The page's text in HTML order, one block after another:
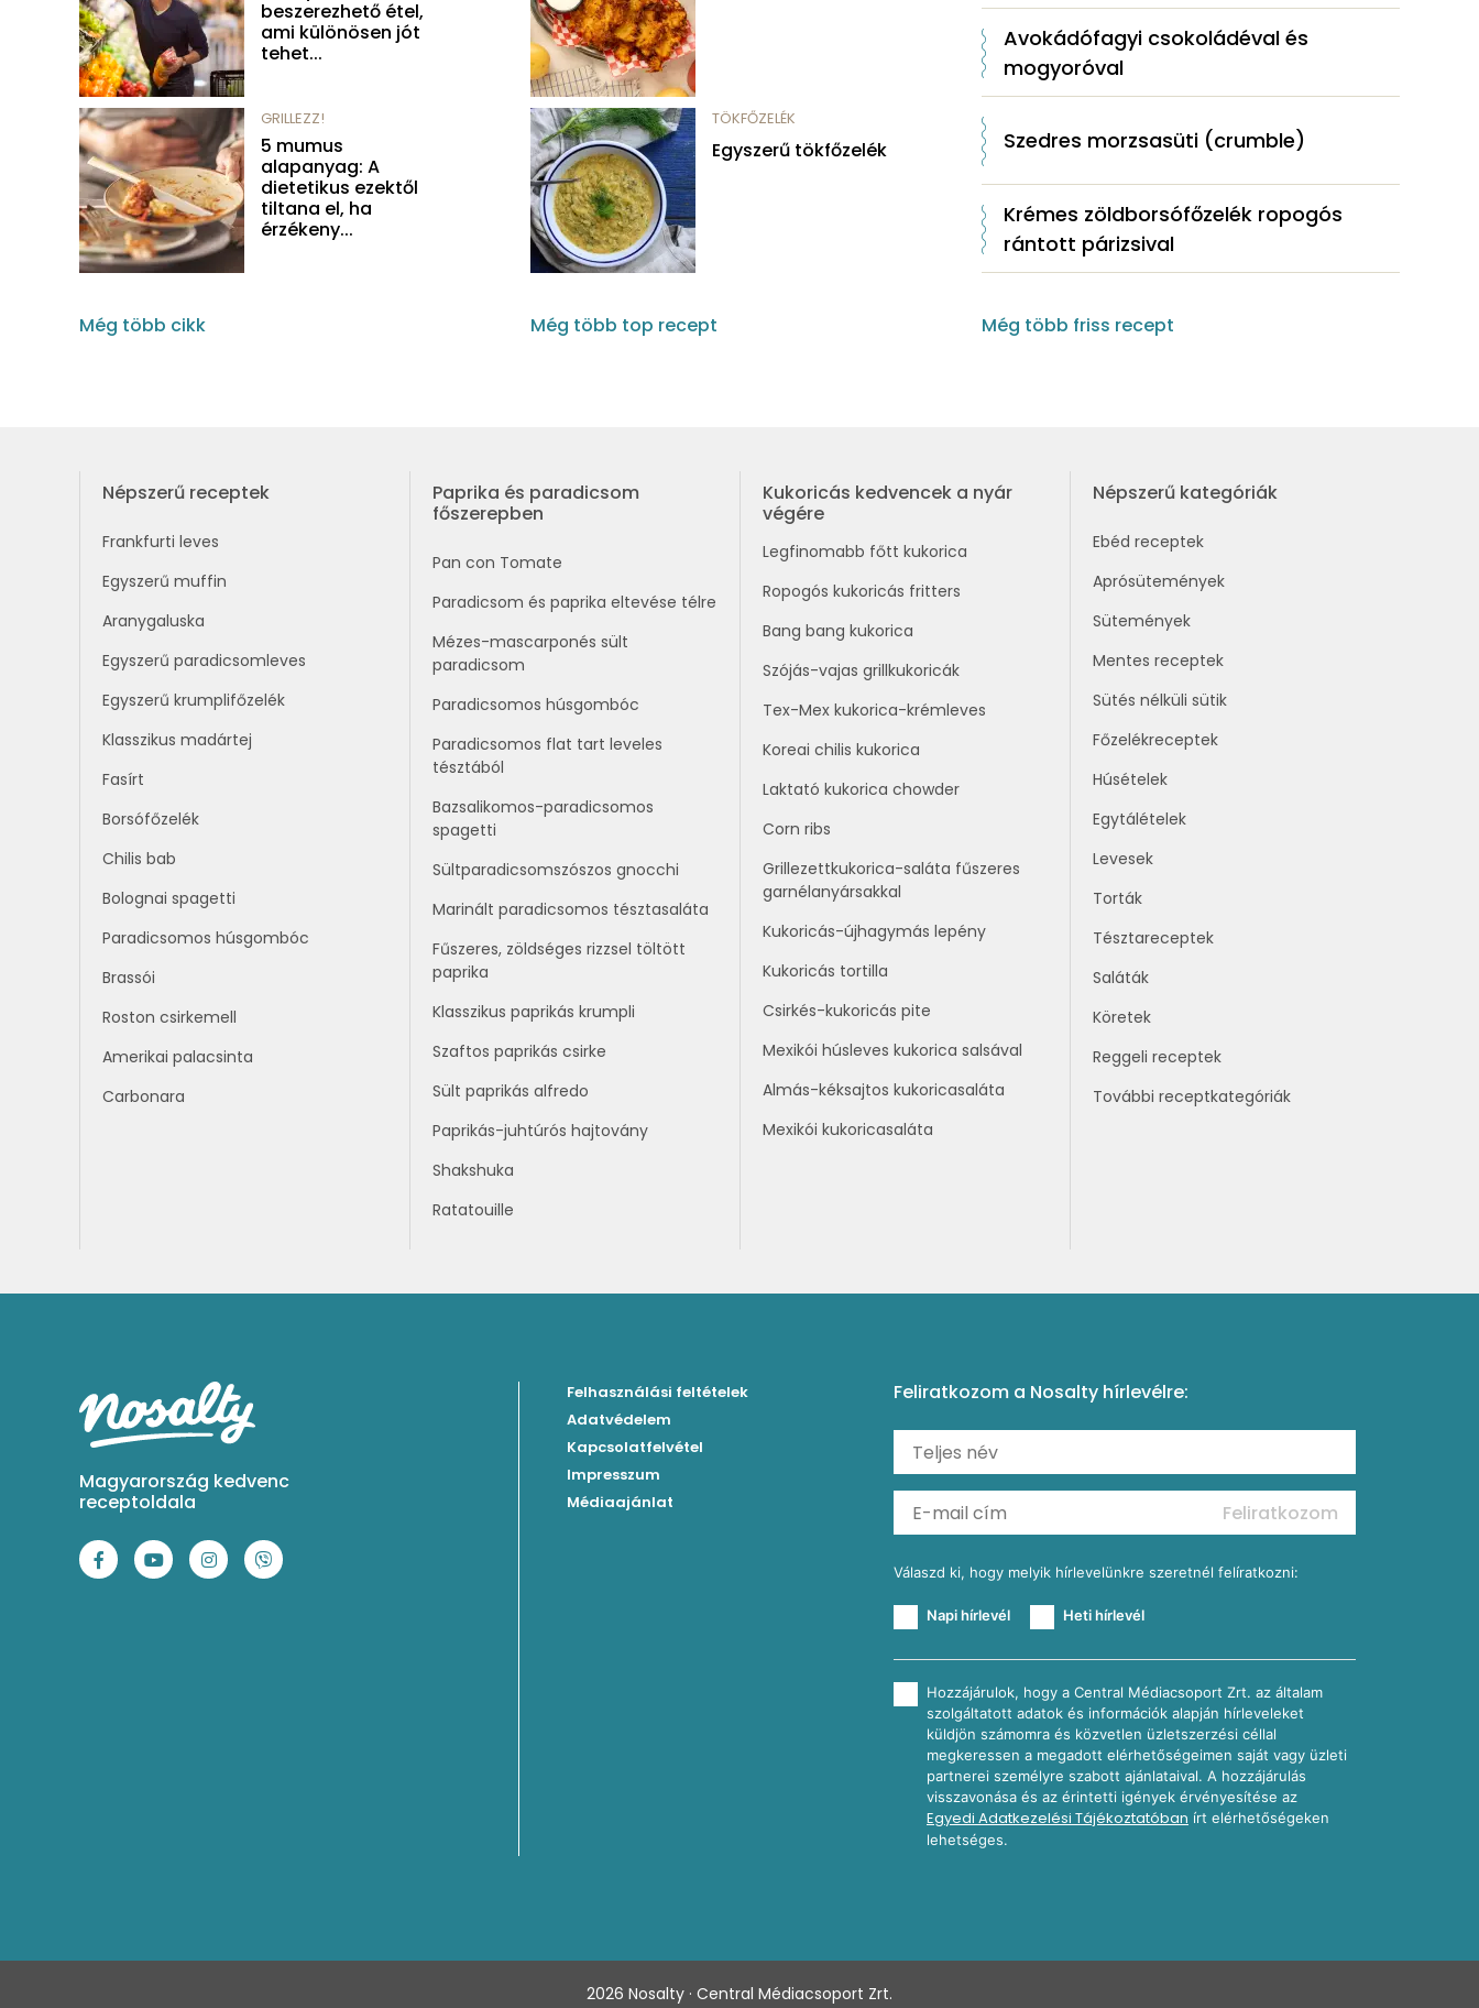
beszerezhető étel,
ami különösen jót
tehet...
GRILLEZZ!
5 mumus
alapanyag: A
dietetikus ezektől
tiltana el, ha
érzékeny...
Még több cikk
TÖKFŐZELÉK
Egyszerű tökfőzelék
Még több top recept
Avokádófagyi csokoládéval és
mogyoróval
Szedres morzsasüti (crumble)
Krémes zöldborsófőzelék ropogós
rántott párizsival
Még több friss recept
Népszerű receptek
Frankfurti leves
Egyszerű muffin
Aranygaluska
Egyszerű paradicsomleves
Egyszerű krumplifőzelék
Klasszikus madártej
Fasírt
Borsófőzelék
Chilis bab
Bolognai spagetti
Paradicsomos húsgombóc
Brassói
Roston csirkemell
Amerikai palacsinta
Carbonara
Paprika és paradicsom
főszerepben
Pan con Tomate
Paradicsom és paprika eltevése télre
Mézes-mascarponés sült
paradicsom
Paradicsomos húsgombóc
Paradicsomos flat tart leveles
tésztából
Bazsalikomos-paradicsomos
spagetti
Sültparadicsomszószos gnocchi
Marinált paradicsomos tésztasaláta
Fűszeres, zöldséges rizzsel töltött
paprika
Klasszikus paprikás krumpli
Szaftos paprikás csirke
Sült paprikás alfredo
Paprikás-juhtúrós hajtovány
Shakshuka
Ratatouille
Kukoricás kedvencek a nyár
végére
Legfinomabb főtt kukorica
Ropogós kukoricás fritters
Bang bang kukorica
Szójás-vajas grillkukoricák
Tex-Mex kukorica-krémleves
Koreai chilis kukorica
Laktató kukorica chowder
Corn ribs
Grillezettkukorica-saláta fűszeres
garnélanyársakkal
Kukoricás-újhagymás lepény
Kukoricás tortilla
Csirkés-kukoricás pite
Mexikói húsleves kukorica salsával
Almás-kéksajtos kukoricasaláta
Mexikói kukoricasaláta
Népszerű kategóriák
Ebéd receptek
Aprósütemények
Sütemények
Mentes receptek
Sütés nélküli sütik
Főzelékreceptek
Húsételek
Egytálételek
Levesek
Torták
Tésztareceptek
Saláták
Köretek
Reggeli receptek
További receptkategóriák
Magyarország kedvenc
receptoldala
Felhasználási feltételek
Adatvédelem
Kapcsolatfelvétel
Impresszum
Médiaajánlat
Feliratkozom a Nosalty hírlevélre:
Feliratkozom
Válaszd ki, hogy melyik hírlevelünkre szeretnél felíratkozni:
Napi hírlevél Heti hírlevél
Hozzájárulok, hogy a Central Médiacsoport Zrt. az általam
szolgáltatott adatok és információk alapján hírleveleket
küldjön számomra és közvetlen üzletszerzési céllal
megkeressen a megadott elérhetőségeimen saját vagy üzleti
partnerei személyre szabott ajánlataival. A hozzájárulás
visszavonása és az érintetti igények érvényesítése az
Egyedi Adatkezelési Tájékoztatóban írt elérhetőségeken
lehetséges.
2026 Nosalty · Central Médiacsoport Zrt.